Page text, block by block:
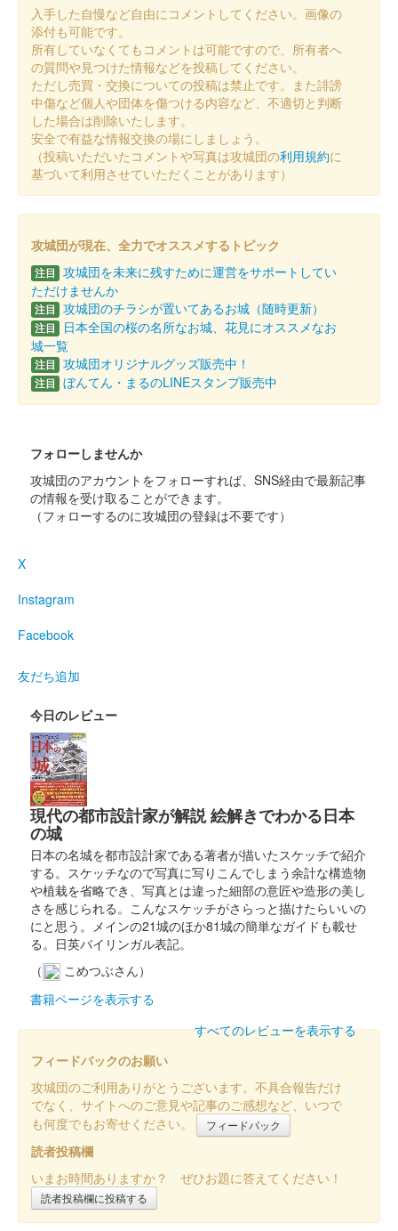
「第参回大阪・お城フェス2024」会場内JR西日本ブースにて
WESTER スタンプラリー in 大阪・梅田に参加し、くじ引きに当
選するともらえる御城印。
小倉城 御城印 菊一文字版
配布終了
スターフライヤー×舞台『刀剣乱舞』デジタルスタンプラリーin
小倉城 御城印
配布終了
スターフライヤー×舞台『刀剣乱舞』デジタルスタンプラリーin
北九州の参加者で、小倉城天守閣（小倉城庭園）に入城するとも
らえる御城印。
小倉城 御城印
配布終了
スターフライヤー×舞台『刀剣乱舞』デジタルスタンプラリーin
北九州の参加者で、小倉城天守閣（小倉城庭園）に入城するとも
小倉城 御城印
配布終了
スターフライヤー×舞台『刀剣乱舞』デジタルスタンプラリーin
らえる御城印。
小倉城 御城印
小倉城 御城印
配布終了
スターフライヤー×舞台『刀剣乱舞』デジタルスタンプラリーin
北九州の参加者で、小倉城天守閣（小倉城庭園）に入城するとも
らえる御城印。
小倉城 御城印
小倉城 御城印 細川家・小笠原家両家紋入り版 紫
小倉城 御城印
切り絵御城印。3種類あり。
入手した自慢など自由にコメントしてください。画像の
添付も可能です。
所有していなくてもコメントは可能ですので、所有者へ
の質問や見つけた情報などを投稿してください。
ただし売買・交換についての投稿は禁止です。また誹謗
中傷など個人や団体を傷つける内容など、不適切と判断
した場合は削除いたします。
安全で有益な情報交換の場にしましょう。
（投稿いただいたコメントや写真は攻城団の利用規約に
基づいて利用させていただくことがあります）
攻城団が現在、全力でオススメするトピック
注目 攻城団を未来に残すために運営をサポートしてい
ただけませんか
注目 攻城団のチラシが置いてあるお城（随時更新）
注目
日本全国の桜の名所なお城、花見にオススメなお
城一覧
注目 攻城団オリジナルグッズ販売中！
注目 ぼんてん・まるのLINEスタンプ販売中
フォローしませんか
攻城団のアカウントをフォローすれば、SNS経由で最新記事
の情報を受け取ることができます。
（フォローするのに攻城団の登録は不要です）
X
Instagram
Facebook
友だち追加
今日のレビュー
現代の都市設計家が解説 絵解きでわかる日本
の城
日本の名城を都市設計家である著者が描いたスケッチで紹介
する。スケッチなので写真に写りこんでしまう余計な構造物
や植栽を省略でき、写真とは違った細部の意匠や造形の美し
さを感じられる。こんなスケッチがさらっと描けたらいいの
にと思う。メインの21城のほか81城の簡単なガイドも載せ
る。日英バイリンガル表記。
（
こめつぶさん）
書籍ページを表示する
すべてのレビューを表示する
フィードバックのお願い
攻城団のご利用ありがとうございます。不具合報告だけ
でなく、サイトへのご意見や記事のご感想など、いつで
も何度でもお寄せください。
フィードバック
読者投稿欄
いまお時間ありますか？ ぜひお題に答えてください！
読者投稿欄に投稿する